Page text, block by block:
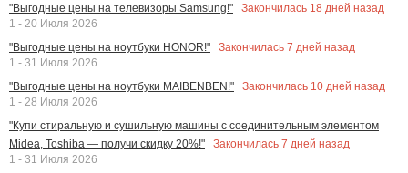
"Выгодные цены на телевизоры Samsung!"
Закончилась 18 дней назад
1 - 20 Июля 2026
"Выгодные цены на ноутбуки HONOR!"
Закончилась 7 дней назад
1 - 31 Июля 2026
"Выгодные цены на ноутбуки MAIBENBEN!"
Закончилась 10 дней назад
1 - 28 Июля 2026
"Купи стиральную и сушильную машины с соединительным элементом
Midea, Toshiba — получи скидку 20%!"
Закончилась 7 дней назад
1 - 31 Июля 2026